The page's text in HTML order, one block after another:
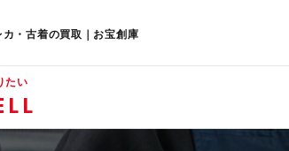
・古着の買取｜お宝創庫
たい